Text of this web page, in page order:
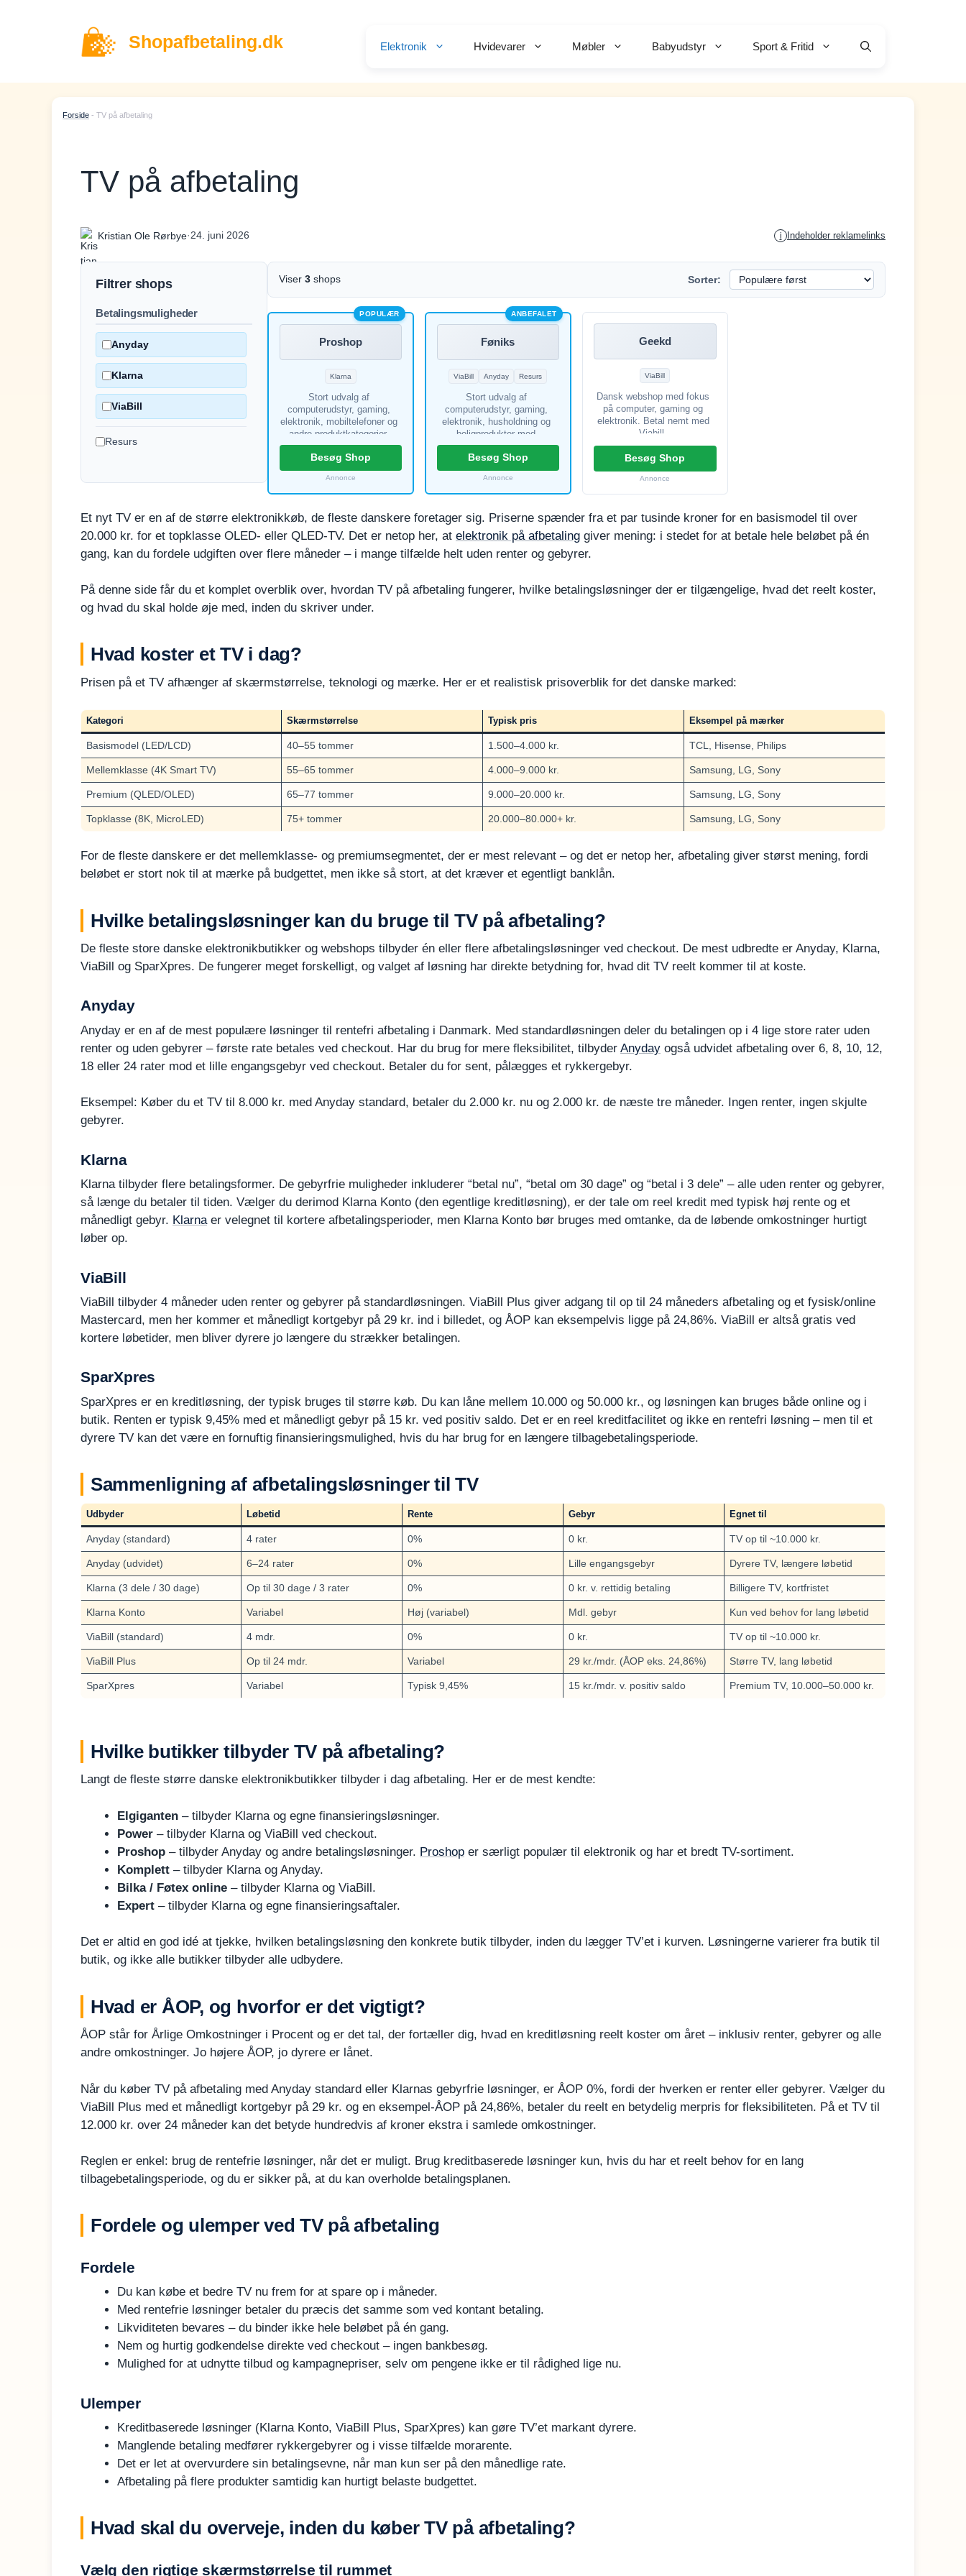
Shopafbetaling.dk Elektronik Hvidevarer Møbler Babyudstyr Sport & Fritid
Forside - TV på afbetaling
TV på afbetaling
Kristian Ole Rørbye·24. juni 2026 i Indeholder reklamelinks
Filtrer shops
Betalingsmuligheder
Anyday
Klarna
ViaBill
Resurs
Viser 3 shops Sorter:
POPULÆR
Proshop
Klarna
Stort udvalg af
computerudstyr, gaming,
elektronik, mobiltelefoner og
andre produktkategorier.
Mulighed for at vælge
Klarna som
betalingsløsning.
Besøg Shop
Annonce
ANBEFALET
Føniks
ViaBill Anyday Resurs
Stort udvalg af
computerudstyr, gaming,
elektronik, husholdning og
boligprodukter med
mulighed for betaling via
ViaBill, Anyday eller Resurs
Bank.
Besøg Shop
Annonce
Geekd
ViaBill
Dansk webshop med fokus
på computer, gaming og
elektronik. Betal nemt med
Viabill.
Besøg Shop
Annonce
Et nyt TV er en af de større elektronikkøb, de fleste danskere foretager sig. Priserne spænder fra et par tusinde kroner for en basismodel til over
20.000 kr. for et topklasse OLED- eller QLED-TV. Det er netop her, at elektronik på afbetaling giver mening: i stedet for at betale hele beløbet på én
gang, kan du fordele udgiften over flere måneder – i mange tilfælde helt uden renter og gebyrer.
På denne side får du et komplet overblik over, hvordan TV på afbetaling fungerer, hvilke betalingsløsninger der er tilgængelige, hvad det reelt koster,
og hvad du skal holde øje med, inden du skriver under.
Hvad koster et TV i dag?
Prisen på et TV afhænger af skærmstørrelse, teknologi og mærke. Her er et realistisk prisoverblik for det danske marked:
Kategori Skærmstørrelse Typisk pris Eksempel på mærker
Basismodel (LED/LCD) 40–55 tommer 1.500–4.000 kr. TCL, Hisense, Philips
Mellemklasse (4K Smart TV) 55–65 tommer 4.000–9.000 kr. Samsung, LG, Sony
Premium (QLED/OLED) 65–77 tommer 9.000–20.000 kr. Samsung, LG, Sony
Topklasse (8K, MicroLED) 75+ tommer 20.000–80.000+ kr. Samsung, LG, Sony
For de fleste danskere er det mellemklasse- og premiumsegmentet, der er mest relevant – og det er netop her, afbetaling giver størst mening, fordi
beløbet er stort nok til at mærke på budgettet, men ikke så stort, at det kræver et egentligt banklån.
Hvilke betalingsløsninger kan du bruge til TV på afbetaling?
De fleste store danske elektronikbutikker og webshops tilbyder én eller flere afbetalingsløsninger ved checkout. De mest udbredte er Anyday, Klarna,
ViaBill og SparXpres. De fungerer meget forskelligt, og valget af løsning har direkte betydning for, hvad dit TV reelt kommer til at koste.
Anyday
Anyday er en af de mest populære løsninger til rentefri afbetaling i Danmark. Med standardløsningen deler du betalingen op i 4 lige store rater uden
renter og uden gebyrer – første rate betales ved checkout. Har du brug for mere fleksibilitet, tilbyder Anyday også udvidet afbetaling over 6, 8, 10, 12,
18 eller 24 rater mod et lille engangsgebyr ved checkout. Betaler du for sent, pålægges et rykkergebyr.
Eksempel: Køber du et TV til 8.000 kr. med Anyday standard, betaler du 2.000 kr. nu og 2.000 kr. de næste tre måneder. Ingen renter, ingen skjulte
gebyrer.
Klarna
Klarna tilbyder flere betalingsformer. De gebyrfrie muligheder inkluderer “betal nu”, “betal om 30 dage” og “betal i 3 dele” – alle uden renter og gebyrer,
så længe du betaler til tiden. Vælger du derimod Klarna Konto (den egentlige kreditløsning), er der tale om reel kredit med typisk høj rente og et
månedligt gebyr. Klarnaer velegnet til kortere afbetalingsperioder, men Klarna Konto bør bruges med omtanke, da de løbende omkostninger hurtigt
løber op.
ViaBill
ViaBill tilbyder 4 måneder uden renter og gebyrer på standardløsningen. ViaBill Plus giver adgang til op til 24 måneders afbetaling og et fysisk/online
Mastercard, men her kommer et månedligt kortgebyr på 29 kr. ind i billedet, og ÅOP kan eksempelvis ligge på 24,86%. ViaBill er altså gratis ved
kortere løbetider, men bliver dyrere jo længere du strækker betalingen.
SparXpres
SparXpres er en kreditløsning, der typisk bruges til større køb. Du kan låne mellem 10.000 og 50.000 kr., og løsningen kan bruges både online og i
butik. Renten er typisk 9,45% med et månedligt gebyr på 15 kr. ved positiv saldo. Det er en reel kreditfacilitet og ikke en rentefri løsning – men til et
dyrere TV kan det være en fornuftig finansieringsmulighed, hvis du har brug for en længere tilbagebetalingsperiode.
Sammenligning af afbetalingsløsninger til TV
Udbyder Løbetid Rente Gebyr Egnet til
Anyday (standard) 4 rater 0% 0 kr. TV op til ~10.000 kr.
Anyday (udvidet) 6–24 rater 0% Lille engangsgebyr Dyrere TV, længere løbetid
Klarna (3 dele / 30 dage) Op til 30 dage / 3 rater 0% 0 kr. v. rettidig betaling Billigere TV, kortfristet
Klarna Konto Variabel Høj (variabel) Mdl. gebyr Kun ved behov for lang løbetid
ViaBill (standard) 4 mdr. 0% 0 kr. TV op til ~10.000 kr.
ViaBill Plus Op til 24 mdr. Variabel 29 kr./mdr. (ÅOP eks. 24,86%) Større TV, lang løbetid
SparXpres Variabel Typisk 9,45% 15 kr./mdr. v. positiv saldo Premium TV, 10.000–50.000 kr.
Hvilke butikker tilbyder TV på afbetaling?
Langt de fleste større danske elektronikbutikker tilbyder i dag afbetaling. Her er de mest kendte:
Elgiganten – tilbyder Klarna og egne finansieringsløsninger.
Power – tilbyder Klarna og ViaBill ved checkout.
Proshop – tilbyder Anyday og andre betalingsløsninger. Proshop er særligt populær til elektronik og har et bredt TV-sortiment.
Komplett – tilbyder Klarna og Anyday.
Bilka / Føtex online – tilbyder Klarna og ViaBill.
Expert – tilbyder Klarna og egne finansieringsaftaler.
Det er altid en god idé at tjekke, hvilken betalingsløsning den konkrete butik tilbyder, inden du lægger TV’et i kurven. Løsningerne varierer fra butik til
butik, og ikke alle butikker tilbyder alle udbydere.
Hvad er ÅOP, og hvorfor er det vigtigt?
ÅOP står for Årlige Omkostninger i Procent og er det tal, der fortæller dig, hvad en kreditløsning reelt koster om året – inklusiv renter, gebyrer og alle
andre omkostninger. Jo højere ÅOP, jo dyrere er lånet.
Når du køber TV på afbetaling med Anyday standard eller Klarnas gebyrfrie løsninger, er ÅOP 0%, fordi der hverken er renter eller gebyrer. Vælger du
ViaBill Plus med et månedligt kortgebyr på 29 kr. og en eksempel-ÅOP på 24,86%, betaler du reelt en betydelig merpris for fleksibiliteten. På et TV til
12.000 kr. over 24 måneder kan det betyde hundredvis af kroner ekstra i samlede omkostninger.
Reglen er enkel: brug de rentefrie løsninger, når det er muligt. Brug kreditbaserede løsninger kun, hvis du har et reelt behov for en lang
tilbagebetalingsperiode, og du er sikker på, at du kan overholde betalingsplanen.
Fordele og ulemper ved TV på afbetaling
Fordele
Du kan købe et bedre TV nu frem for at spare op i måneder.
Med rentefrie løsninger betaler du præcis det samme som ved kontant betaling.
Likviditeten bevares – du binder ikke hele beløbet på én gang.
Nem og hurtig godkendelse direkte ved checkout – ingen bankbesøg.
Mulighed for at udnytte tilbud og kampagnepriser, selv om pengene ikke er til rådighed lige nu.
Ulemper
Kreditbaserede løsninger (Klarna Konto, ViaBill Plus, SparXpres) kan gøre TV’et markant dyrere.
Manglende betaling medfører rykkergebyrer og i visse tilfælde morarente.
Det er let at overvurdere sin betalingsevne, når man kun ser på den månedlige rate.
Afbetaling på flere produkter samtidig kan hurtigt belaste budgettet.
Hvad skal du overveje, inden du køber TV på afbetaling?
Vælg den rigtige skærmstørrelse til rummet